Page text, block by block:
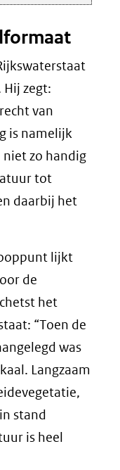
zegt:
van
is namelijk
niet zo handig
tot
daarbij het
lijkt
de
het
“Toen de
was
Langzaam
stand
is heel